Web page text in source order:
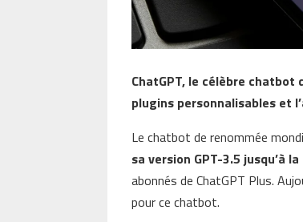
ChatGPT, le célèbre chatbot
plugins personnalisables et
Le chatbot de renommée
sa version GPT-3.5 jusqu’à
abonnés de ChatGPT Plus.
pour ce chatbot.